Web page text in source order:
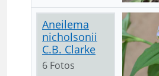
Aneilema
nicholsonii
C.B. Clarke
6 Fotos